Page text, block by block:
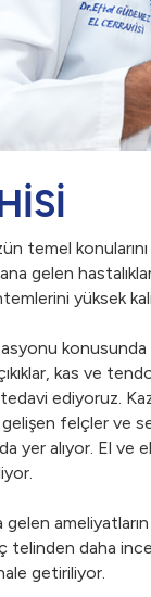
temel
gelen
yüksek
konusunda
kas ve
tedavi ediyoruz.
gelişen felçler ve
yer alıyor. El ve
daha ince
getiriliyor.